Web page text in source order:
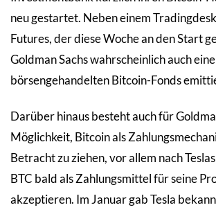
neu gestartet. Neben einem
Futures, der diese Woche an den Start
Goldman Sachs wahrscheinlich auch
börsengehandelten Bitcoin-Fonds
Darüber hinaus besteht auch für
Möglichkeit, Bitcoin als
Betracht zu ziehen, vor allem nach Teslas
BTC bald als Zahlungsmittel für seine
akzeptieren. Im Januar gab Tesla